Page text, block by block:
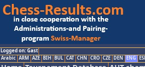
Logged on: Gast
Arabic ARM AZE BIH BUL CAT CHN CRO CZE DEN ENG